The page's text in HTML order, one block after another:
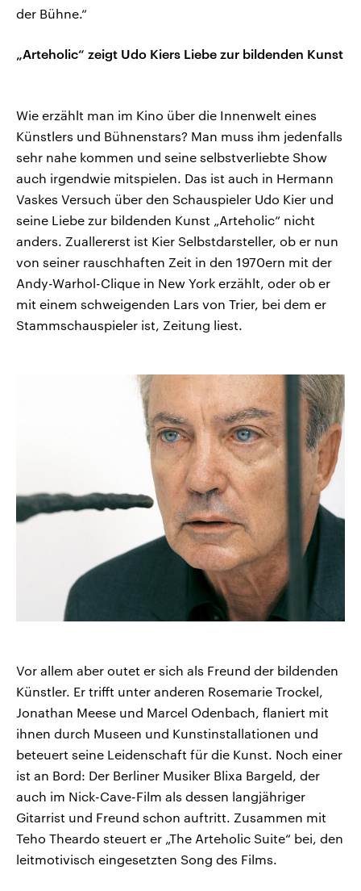
der Bühne.“
„Arteholic“ zeigt Udo Kiers Liebe zur bildenden Kunst
Wie erzählt man im Kino über die Innenwelt eines
Künstlers und Bühnenstars? Man muss ihm jedenfalls
sehr nahe kommen und seine selbstverliebte Show
auch irgendwie mitspielen. Das ist auch in Hermann
Vaskes Versuch über den Schauspieler Udo Kier und
seine Liebe zur bildenden Kunst „Arteholic“ nicht
anders. Zuallererst ist Kier Selbstdarsteller, ob er nun
von seiner rauschhaften Zeit in den 1970ern mit der
Andy-Warhol-Clique in New York erzählt, oder ob er
mit einem schweigenden Lars von Trier, bei dem er
Stammschauspieler ist, Zeitung liest.
Vor allem aber outet er sich als Freund der bildenden
Künstler. Er trifft unter anderen Rosemarie Trockel,
Jonathan Meese und Marcel Odenbach, flaniert mit
ihnen durch Museen und Kunstinstallationen und
beteuert seine Leidenschaft für die Kunst. Noch einer
ist an Bord: Der Berliner Musiker Blixa Bargeld, der
auch im Nick-Cave-Film als dessen langjähriger
Gitarrist und Freund schon auftritt. Zusammen mit
Teho Theardo steuert er „The Arteholic Suite“ bei, den
leitmotivisch eingesetzten Song des Films.